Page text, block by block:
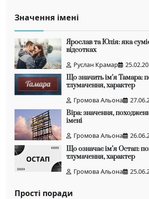
Значення імені
Ярослав та Юлія: яка
відсотках
Руслан Крамар
Що значить ім’я Тамара:
тлумачення, характер
Громова Альона
Віра: значення,
імені
Громова Альона
Що означає ім’я Остап:
тлумачення, характер
Громова Альона
Прості поради